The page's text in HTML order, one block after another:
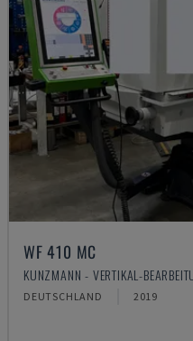
WF 410 MC
KUNZMANN - VERTIKAL-
DEUTSCHLAND 2019